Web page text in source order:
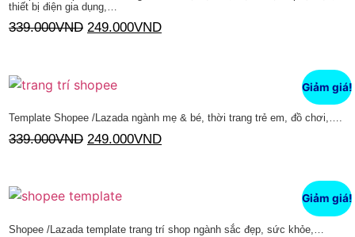
thiết bị điện gia dụng,…
339.000VND 249.000VND
Giảm giá!
Template Shopee /Lazada ngành mẹ & bé, thời trang trẻ em, đồ chơi,….
339.000VND 249.000VND
Giảm giá!
Shopee /Lazada template trang trí shop ngành sắc đẹp, sức khỏe,…